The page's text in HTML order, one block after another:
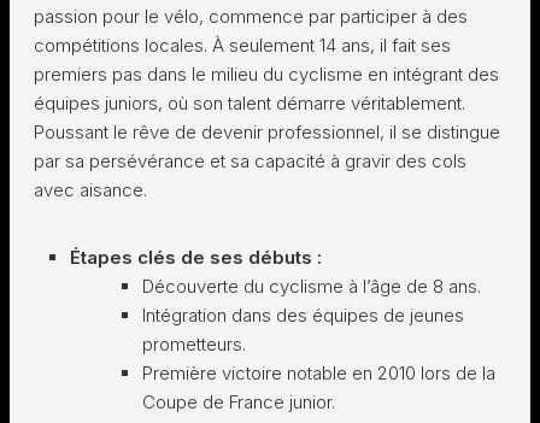
passion pour le vélo, commence par participer à des
compétitions locales. À seulement 14 ans, il fait ses
premiers pas dans le milieu du cyclisme en intégrant des
équipes juniors, où son talent démarre véritablement.
Poussant le rêve de devenir professionnel, il se distingue
par sa persévérance et sa capacité à gravir des cols
avec aisance.
Étapes clés de ses débuts :
Découverte du cyclisme à l’âge de 8 ans.
Intégration dans des équipes de jeunes
prometteurs.
Première victoire notable en 2010 lors de la
Coupe de France junior.